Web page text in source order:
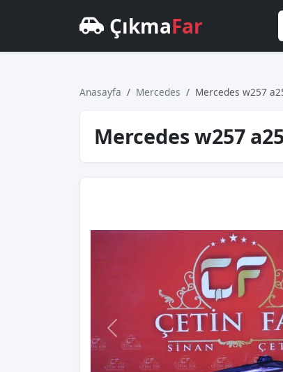
ÇıkmaFar
Anasayfa Mercedes Mercedes w257
Mercedes w257